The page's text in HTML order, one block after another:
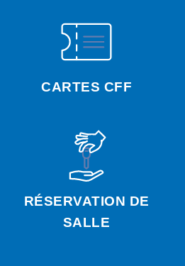
CARTES CFF
RÉSERVATION DE
SALLE